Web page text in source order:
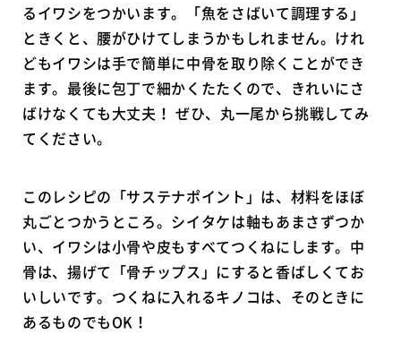
るイワシをつかいます。「魚をさばいて調理する」
ときくと、腰がひけてしまうかもしれません。けれ
どもイワシは手で簡単に中骨を取り除くことができ
ます。最後に包丁で細かくたたくので、きれいにさ
ばけなくても大丈夫！ ぜひ、丸一尾から挑戦してみ
てください。
このレシピの「サステナポイント」は、材料をほぼ
丸ごとつかうところ。シイタケは軸もあまさずつか
い、イワシは小骨や皮もすべてつくねにします。中
骨は、揚げて「骨チップス」にすると香ばしくてお
いしいです。つくねに入れるキノコは、そのときに
あるものでもOK！